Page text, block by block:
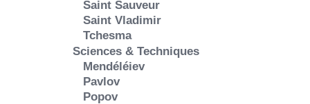
Saint Sauveur
Saint Vladimir
Tchesma
Sciences & Techniques
Mendéléiev
Pavlov
Popov